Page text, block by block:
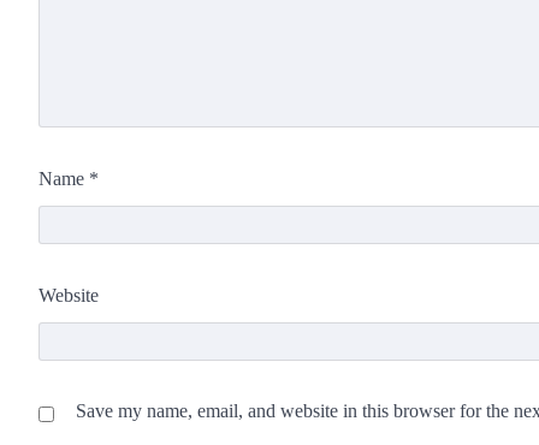
Name *
Website
Save my name, email, and website in this browser for the